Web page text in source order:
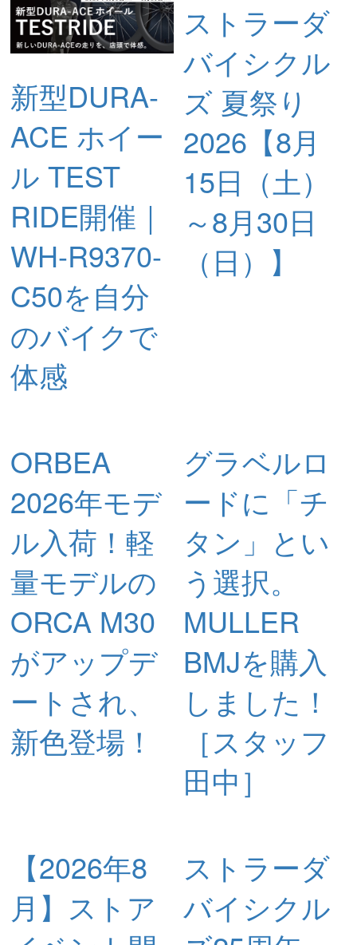
新型DURA-
ACE ホイー
ル TEST
RIDE開催｜
WH-R9370-
C50を自分
のバイクで
体感
ストラーダ
バイシクル
ズ 夏祭り
2026【8月
15日（土）
～8月30日
（日）】
ORBEA
2026年モデ
ル入荷！軽
量モデルの
ORCA M30
がアップデ
ートされ、
新色登場！
グラベルロ
ードに「チ
タン」とい
う選択。
MULLER
BMJを購入
しました！
［スタッフ
田中］
【2026年8
月】ストア
ストラーダ
バイシクル